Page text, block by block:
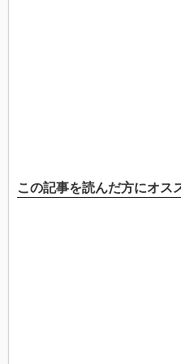
この記事を読んだ方にオス